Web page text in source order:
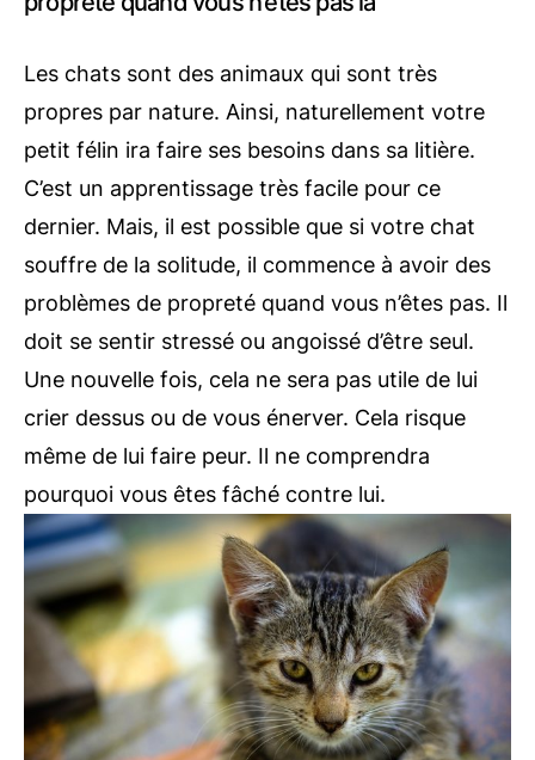
Les chats sont des animaux qui sont très
propres par nature. Ainsi, naturellement votre
petit félin ira faire ses besoins dans sa litière.
C’est un apprentissage très facile pour ce
dernier. Mais, il est possible que si votre chat
souffre de la solitude, il commence à avoir des
problèmes de propreté quand vous n’êtes pas. Il
doit se sentir stressé ou angoissé d’être seul.
Une nouvelle fois, cela ne sera pas utile de lui
crier dessus ou de vous énerver. Cela risque
même de lui faire peur. Il ne comprendra
pourquoi vous êtes fâché contre lui.